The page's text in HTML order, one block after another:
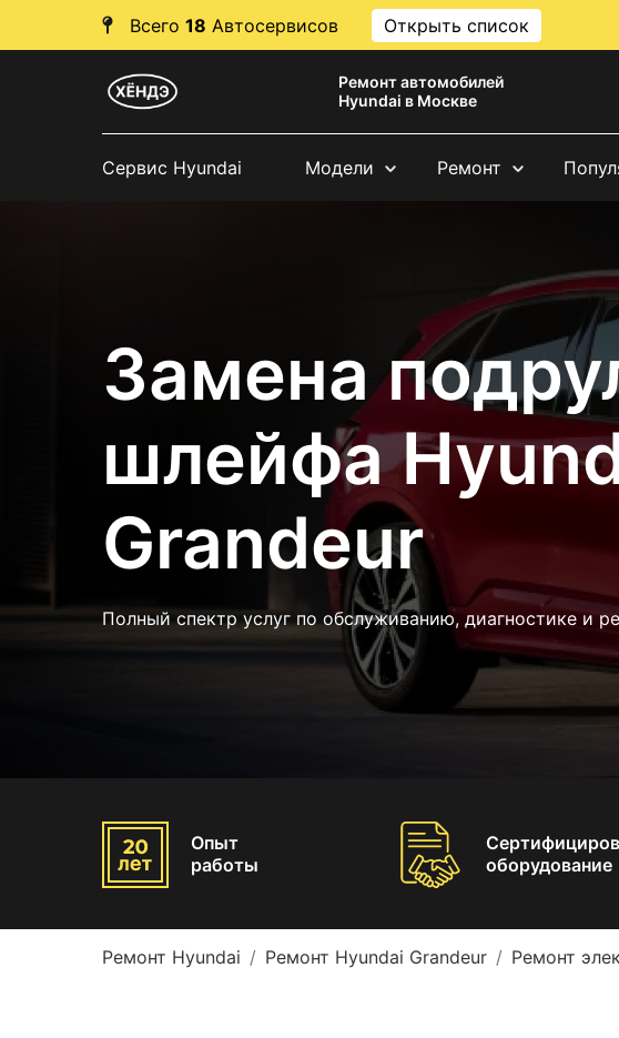
Всего 18 Автосервисов Открыть список
Ремонт автомобилей
Hyundai в Москве
Сервис Hyundai Модели Ремонт
Замена
шлейфа
Grandeur
Полный спектр услуг по обслуживанию, диагностике и
Опыт
работы
оборудование
Ремонт Hyundai Ремонт Hyundai Grandeur Ремонт